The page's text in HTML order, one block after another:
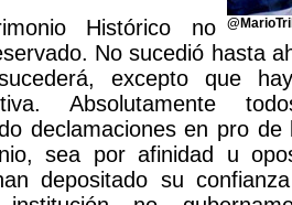
Histórico no
No sucedió hasta
excepto que
Absolutamente
declamaciones en pro
sea por afinidad u
depositado su